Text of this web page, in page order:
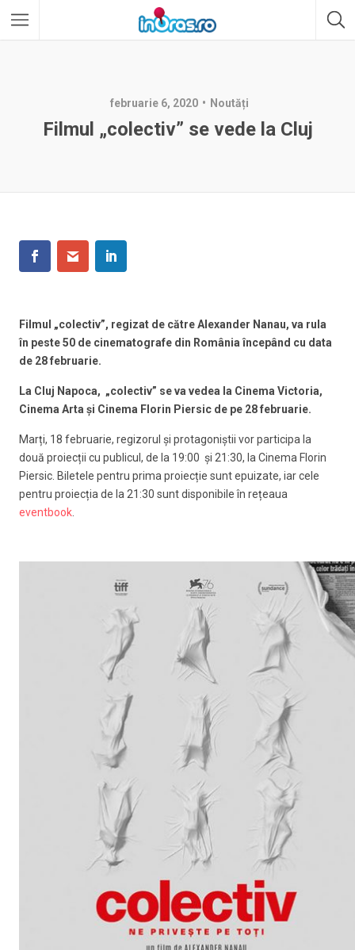
februarie 6, 2020 Noutăți
Filmul „colectiv” se vede la Cluj
Filmul „colectiv”, regizat de către Alexander Nanau, va rula
în peste 50 de cinematografe din România începând cu data
de 28 februarie.
La Cluj Napoca, „colectiv” se va vedea la Cinema Victoria,
Cinema Arta și Cinema Florin Piersic de pe 28 februarie.
Marți, 18 februarie, regizorul și protagoniștii vor participa la
două proiecții cu publicul, de la 19:00 și 21:30, la Cinema Florin
Piersic. Biletele pentru prima proiecție sunt epuizate, iar cele
pentru proiecția de la 21:30 sunt disponibile în rețeaua
eventbook